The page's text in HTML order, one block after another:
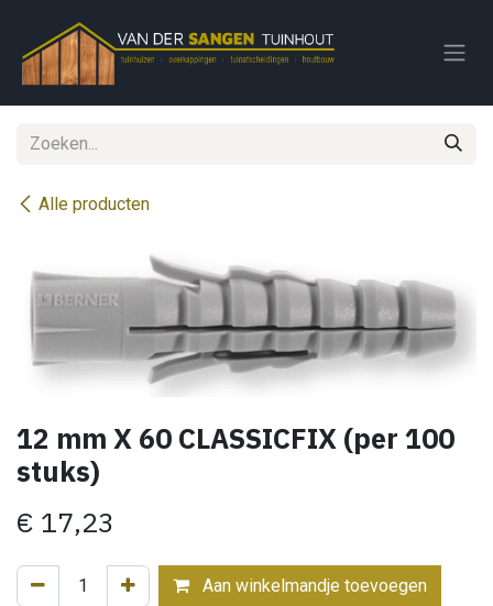
Alle producten
12 mm X 60 CLASSICFIX (per 100
stuks)
€ 17,23
Aan winkelmandje toevoegen